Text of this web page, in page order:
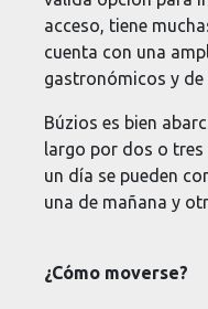
acceso, tiene
cuenta con una
gastronómicos y
Búzios es bien
largo por dos o tres
un día se pueden
una de mañana y
¿Cómo moverse?